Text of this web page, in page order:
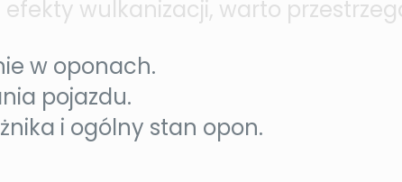
wulkanizacji, warto
w oponach.
pojazdu.
i ogólny stan opon.